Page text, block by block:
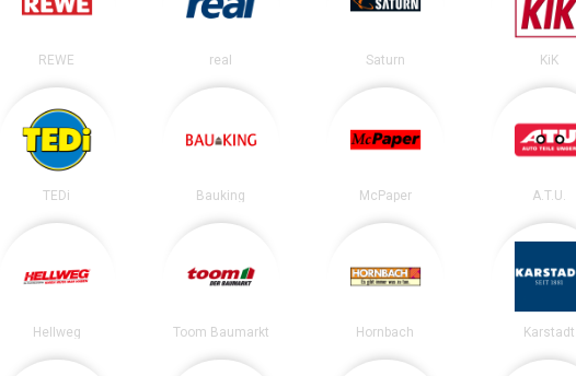
REWE real Saturn KiK
TEDi Bauking McPaper A.T.U.
Hellweg Toom Baumarkt Hornbach Karstadt